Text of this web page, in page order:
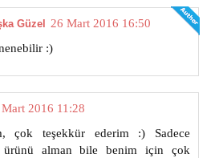
Güzel
26 Mart 2016 16:50
:)
2016 11:28
çok teşekkür ederim :) Sadece
ürünü alman bile benim için çok